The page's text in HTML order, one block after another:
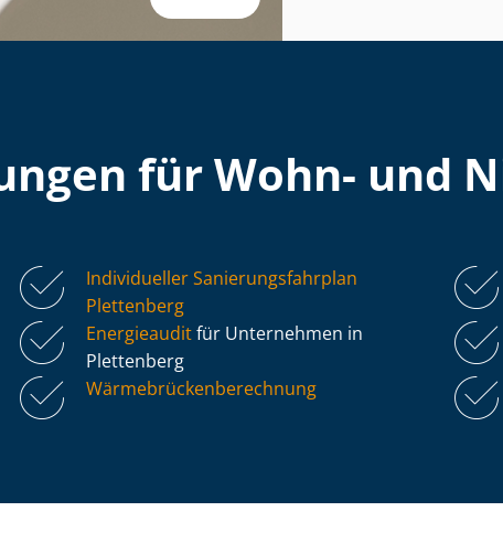
für Wohn- und
Individueller Sa­nie­rungs­fahr­plan
Plettenberg
Energieauditfür Unternehmen in
Plettenberg
Wär­me­brü­cken­be­rech­nung